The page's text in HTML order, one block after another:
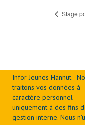
Stage
Infor Jeunes Hannut -
traitons vos données à
caractère personnel
uniquement à des fins
gestion interne. Nous